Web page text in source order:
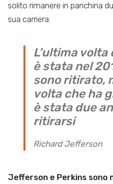
solito rimanere in panchina
sua carriera:
L’ultima
è stata nel
sono ritirato,
volta che ha
è stata due
ritirarsi
Richard Jefferson
Jefferson e Perkins sono